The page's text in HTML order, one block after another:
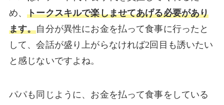
め、トークスキルで楽しませてあげる必要があり
ます。自分が異性にお金を払って食事に行ったと
して、会話が盛り上がらなければ2回目も誘いたい
と感じないですよね。
パパも同じように、お金を払って食事をしている